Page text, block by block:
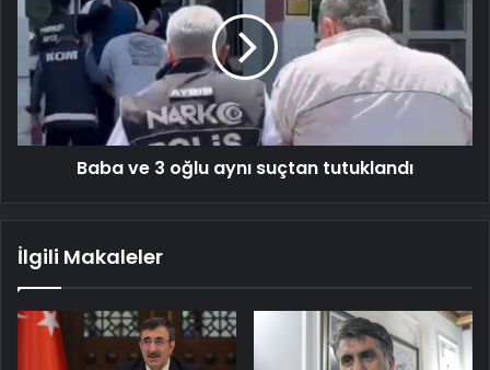
oğlu
aynı
suçtan
tutuklandı
Baba ve 3 oğlu aynı suçtan tutuklandı
İlgili Makaleler